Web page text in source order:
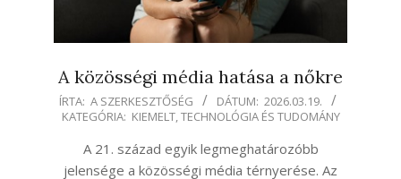
A közösségi média hatása a nőkre
2026-
03-
ÍRTA: A SZERKESZTŐSÉG DÁTUM: 2026.03.19.
KATEGÓRIA: KIEMELT,TECHNOLÓGIA ÉS TUDOMÁNY
A 21. század egyik legmeghatározóbb
jelensége a közösségi média térnyerése. Az